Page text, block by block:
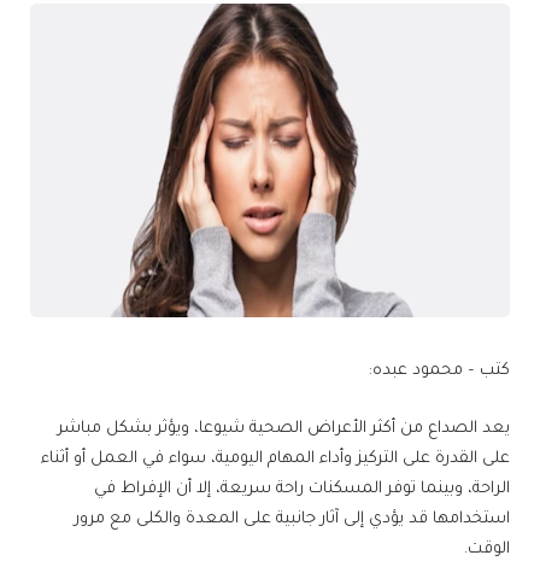
كتب – محمود عبده:
يعد الصداع من أكثر الأعراض الصحية شيوعا، ويؤثر بشكل مباشر
على القدرة على التركيز وأداء المهام اليومية، سواء في العمل أو أثناء
الراحة، وبينما توفر المسكنات راحة سريعة، إلا أن الإفراط في
استخدامها قد يؤدي إلى آثار جانبية على المعدة والكلى مع مرور
الوقت.